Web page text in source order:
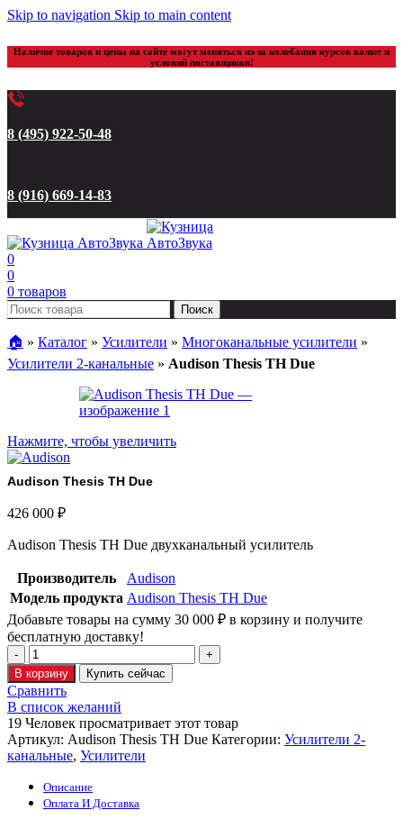
Skip to navigation Skip to main content
Наличие товаров и цены на сайте могут меняться из-за колебания курсов валют и
условий поставщиков!
8 (495) 922-50-48
8 (916) 669-14-83
0
0
0 товаров
Поиск
🏠︎ » Каталог » Усилители » Многоканальные усилители »
Усилители 2-канальные » Audison Thesis TH Due
Нажмите, чтобы увеличить
Audison Thesis TH Due
426 000 ₽
Audison Thesis TH Due двухканальный усилитель
Производитель
Audison
Модель продукта Audison Thesis TH Due
Добавьте товары на сумму 30 000 ₽ в корзину и получите
бесплатную доставку!
В корзину Купить сейчас
Сравнить
В список желаний
19 Человек просматривает этот товар
Артикул: Audison Thesis TH Due Категории: Усилители 2-
канальные, Усилители
Описание
Оплата И Доставка